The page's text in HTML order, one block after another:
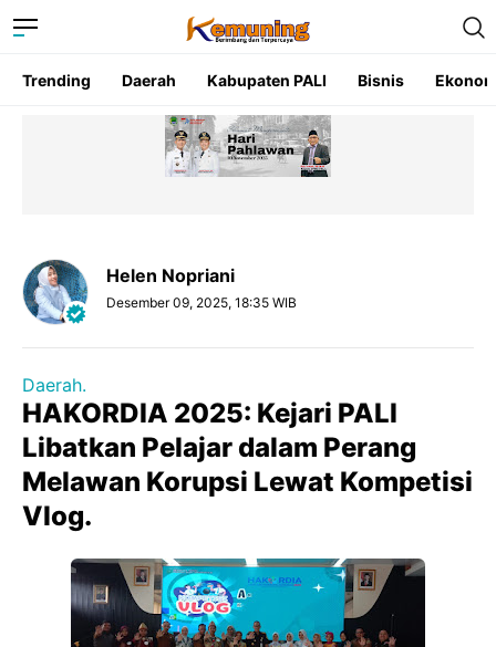
Trending Daerah Kabupaten PALI Bisnis
Helen Nopriani
Desember 09, 2025, 18:35 WIB
Daerah.
HAKORDIA 2025: Kejari PALI
Libatkan Pelajar dalam Perang
Melawan Korupsi Lewat Kompetisi
Vlog.